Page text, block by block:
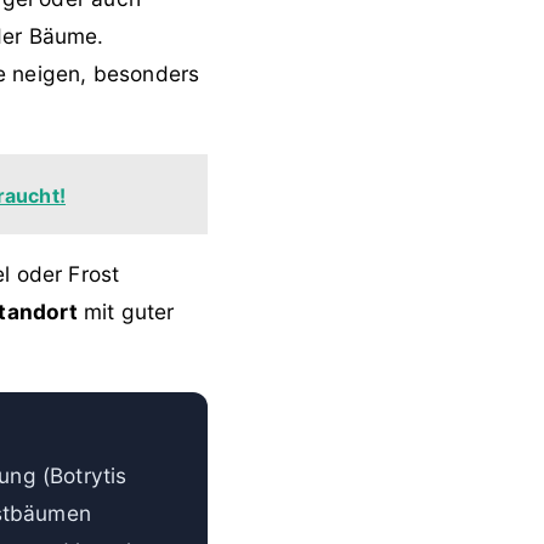
Bäume.
neigen, besonders
oder Frost
mit guter
(Botrytis